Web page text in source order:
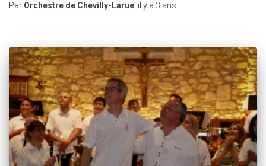
Par Orchestre de Chevilly-Larue, il y a 3 ans